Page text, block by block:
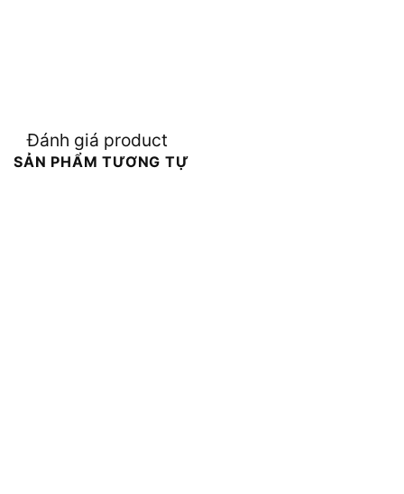
Đánh giá product
SẢN PHẨM TƯƠNG TỰ